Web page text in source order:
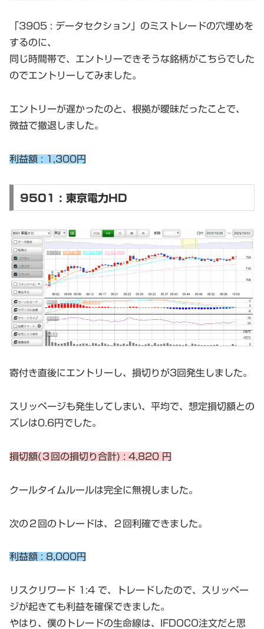
「3905 : データセクション」のミストレードの穴埋めを
するのに、
同じ時間帯で、エントリーできそうな銘柄がこちらでした
のでエントリーしてみました。
エントリーが遅かったのと、根拠が曖昧だったことで、
微益で撤退しました。
利益額 : 1,300円
9501 : 東京電力HD
寄付き直後にエントリーし、損切りが3回発生しました。
スリッページも発生してしまい、平均で、想定損切額との
ズレは0.6円でした。
損切額(３回の損切り合計) : 4,820 円
クールタイムルールは完全に無視しました。
次の２回のトレードは、２回利確できました。
利益額 : 8,000円
リスクリワード 1:4 で、トレードしたので、スリッペー
ジが起きても利益を確保できました。
やはり、僕のトレードの生命線は、IFDOCO注文だと思